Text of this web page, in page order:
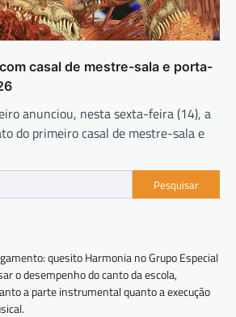
casal de mestre-sala e porta-
anunciou, nesta sexta-feira (14), a
do primeiro casal de mestre-sala e
Pesquisar
quesito Harmonia no Grupo Especial
o desempenho do canto da escola,
a parte instrumental quanto a execução